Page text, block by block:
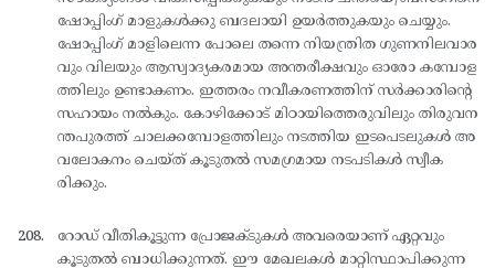
ഷോപ്പിംഗ് മാളുകള്‍ക്കു ബദലായി ഉയര്‍ത്തുകയും ചെയ്യും.
ഷോപ്പിംഗ് മാളിലെന്ന പോലെ തന്നെ നിയന്ത്രിത ഗുണനിലവാര
വും വിലയും ആസ്വാദ്യകരമായ അന്തരീക്ഷവും ഓരോ കമ്പോള
ത്തിലും ഉണ്ടാകണം. ഇത്തരം നവീകരണത്തിന് സര്‍ക്കാരിന്റെ
സഹായം നല്‍കും. കോഴിക്കോട് മിഠായിത്തെരുവിലും തിരുവന
ന്തപുരത്ത് ചാലക്കമ്പോളത്തിലും നടത്തിയ ഇടപെടലുകള്‍ അ
വലോകനം ചെയ്ത് കൂടുതല്‍ സമഗ്രമായ നടപടികള്‍ സ്വീക
രിക്കും.
റോഡ് വീതികൂട്ടുന്ന പ്രോജക്ടുകള്‍ അവരെയാണ് ഏറ്റവും
കൂടുതല്‍ ബാധിക്കുന്നത്. ഈ മേഖലകള്‍ മാറ്റിസ്ഥാപിക്കുന്ന